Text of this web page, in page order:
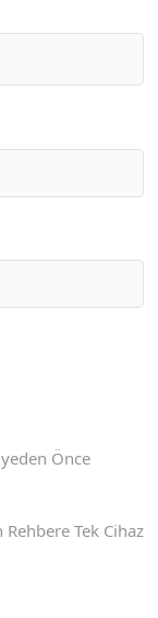
Önce
Tek Cihaz